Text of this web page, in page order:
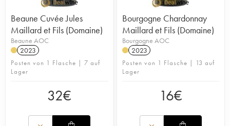
Beaune Cuvée Jules
Maillard et Fils (Domaine)
Beaune AOC
2023
Posten von 1 Flasche | 7 auf
Lager
32€
Bourgogne Chardonnay
Maillard et Fils (Domaine)
Bourgogne AOC
2023
Posten von 1 Flasche | 13 auf
Lager
16€